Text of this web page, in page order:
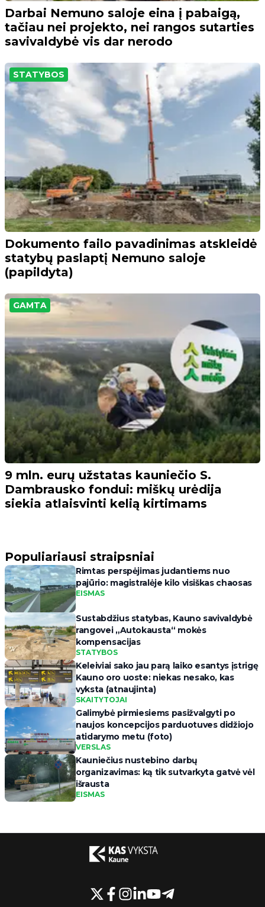
Darbai Nemuno saloje eina į pabaigą,
tačiau nei projekto, nei rangos sutarties
savivaldybė vis dar nerodo
STATYBOS
Dokumento failo pavadinimas atskleidė
statybų paslaptį Nemuno saloje
(papildyta)
GAMTA
9 mln. eurų užstatas kauniečio S.
Dambrausko fondui: miškų urėdija
siekia atlaisvinti kelią kirtimams
Populiariausi straipsniai
Rimtas perspėjimas judantiems nuo
pajūrio: magistralėje kilo visiškas chaosas
EISMAS
Sustabdžius statybas, Kauno savivaldybė
rangovei „Autokausta“ mokės
kompensacijas
STATYBOS
Keleiviai sako jau parą laiko esantys įstrigę
Kauno oro uoste: niekas nesako, kas
vyksta (atnaujinta)
SKAITYTOJAI
Galimybė pirmiesiems pasižvalgyti po
naujos koncepcijos parduotuves didžiojo
atidarymo metu (foto)
VERSLAS
Kauniečius nustebino darbų
organizavimas: ką tik sutvarkyta gatvė vėl
išrausta
EISMAS